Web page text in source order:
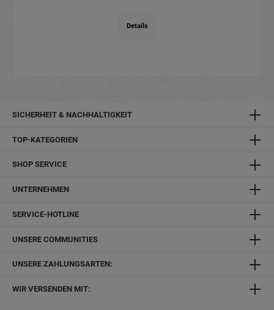
Details
SICHERHEIT & NACHHALTIGKEIT
TOP-KATEGORIEN
SHOP SERVICE
UNTERNEHMEN
SERVICE-HOTLINE
UNSERE COMMUNITIES
UNSERE ZAHLUNGSARTEN:
WIR VERSENDEN MIT: